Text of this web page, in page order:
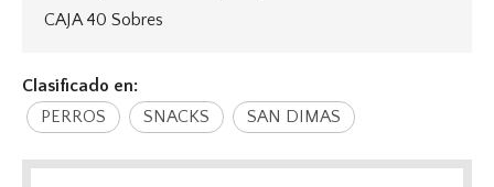
CAJA 40 Sobres
Clasificado en:
PERROS
SNACKS SAN DIMAS